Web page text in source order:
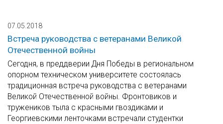
07.05.2018
Встреча руководства с ветеранами Великой
Отечественной войны
Сегодня, в преддверии Дня Победы в региональном
опорном техническом университете состоялась
традиционная встреча руководства с ветеранами
Великой Отечественной войны. Фронтовиков и
тружеников тыла с красными гвоздиками и
Георгиевскими ленточками встречали студентки